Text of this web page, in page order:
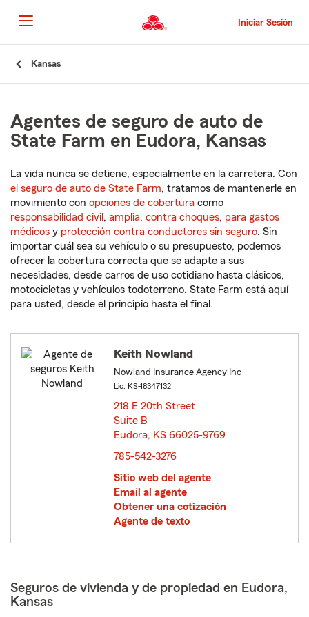
al
contenido
principal
Iniciar Sesión
Kansas
Agentes de seguro de auto de
State Farm en Eudora, Kansas
La vida nunca se detiene, especialmente en la carretera. Con
el seguro de auto de State Farm, tratamos de mantenerle en
movimiento con opciones de cobertura como
responsabilidad civil , amplia, contra choques, para gastos
médicos y protección contra conductores sin seguro. Sin
importar cuál sea su vehículo o su presupuesto, podemos
ofrecer la cobertura correcta que se adapte a sus
necesidades, desde carros de uso cotidiano hasta clásicos,
motocicletas y vehículos todoterreno. State Farm está aquí
para usted, desde el principio hasta el final.
Keith Nowland
Nowland Insurance Agency Inc
Lic: KS-18347132
218 E 20th Street
Suite B
Eudora, KS 66025-9769
785-542-3276
Sitio web del agente
Email al agente
Obtener una cotización
Agente de texto
Seguros de vivienda y de propiedad en Eudora,
Kansas